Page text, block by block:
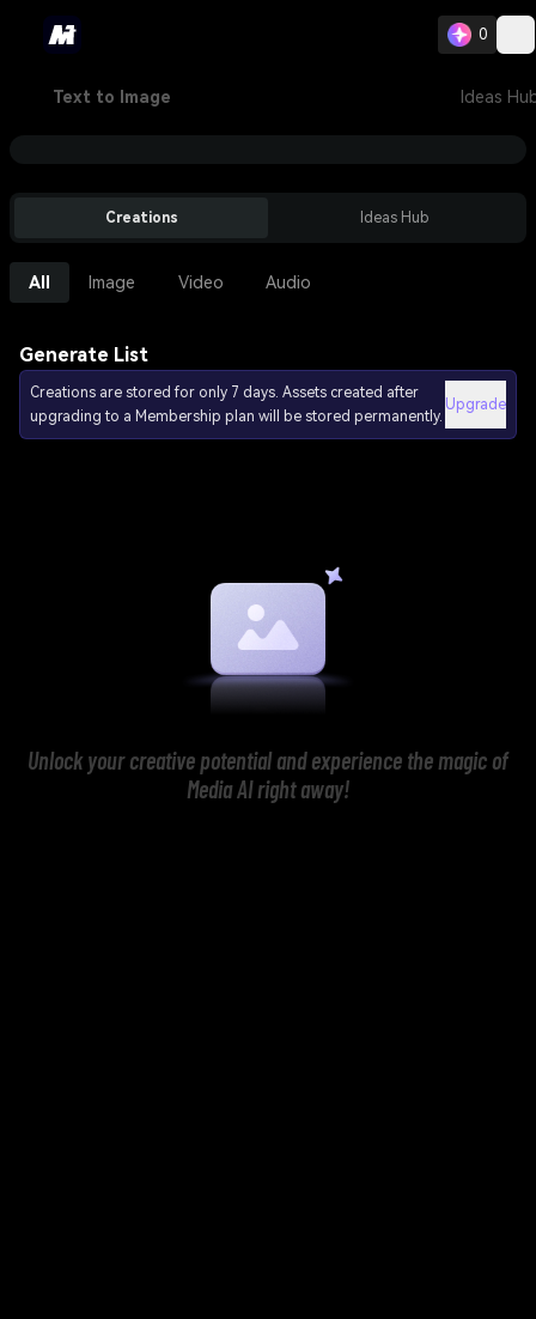
0
Text to Image Ideas
Creations Ideas Hub
All Image Video Audio
Generate List
Creations are stored for only 7 days. Assets created after
upgrading to a Membership plan will be stored permanently.
Upgrade
Unlock your creative potential and experience the magic of
Media AI right away!